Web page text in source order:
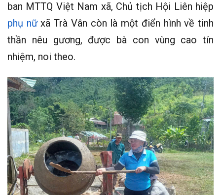
ban MTTQ Việt Nam xã, Chủ tịch Hội Liên hiệp
phụ nữxã Trà Vân còn là một điển hình về tinh
thần nêu gương, được bà con vùng cao tín
nhiệm, noi theo.